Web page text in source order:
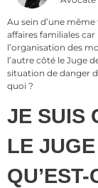
Au sein d’une
affaires familiales
l’organisation des
l’autre côté le Juge
situation de danger
quoi ?
JE SUIS
LE